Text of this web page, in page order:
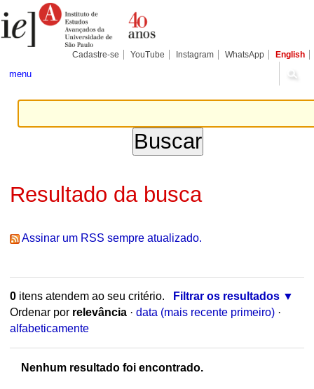
para
conteúdo.
Pessoais
Cadastre-se YouTube Instagram WhatsApp English
menu
Resultado da busca
Assinar um RSS sempre atualizado.
0itens atendem ao seu critério.
Filtrar os resultados
Ordenar por relevância · data (mais recente primeiro) ·
alfabeticamente
Nenhum resultado foi encontrado.